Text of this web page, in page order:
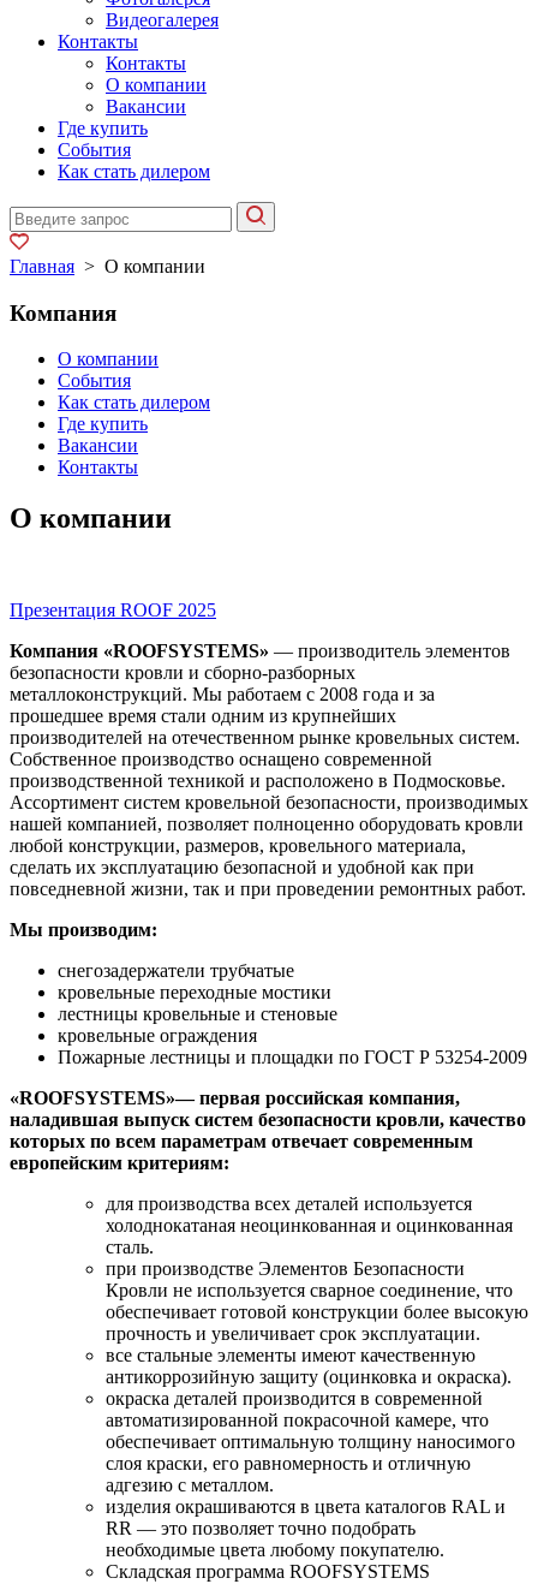
Видеогалерея
Контакты
Контакты
О компании
Вакансии
Где купить
События
Как стать дилером
Главная > О компании
Компания
О компании
События
Как стать дилером
Где купить
Вакансии
Контакты
О компании
Презентация ROOF 2025
Компания «ROOFSYSTEMS» — производитель элементов
безопасности кровли и сборно-разборных
металлоконструкций. Мы работаем с 2008 года и за
прошедшее время стали одним из крупнейших
производителей на отечественном рынке кровельных систем.
Собственное производство оснащено современной
производственной техникой и расположено в Подмосковье.
Ассортимент систем кровельной безопасности, производимых
нашей компанией, позволяет полноценно оборудовать кровли
любой конструкции, размеров, кровельного материала,
сделать их эксплуатацию безопасной и удобной как при
повседневной жизни, так и при проведении ремонтных работ.
Мы производим:
снегозадержатели трубчатые
кровельные переходные мостики
лестницы кровельные и стеновые
кровельные ограждения
Пожарные лестницы и площадки по ГОСТ Р 53254-2009
«ROOFSYSTEMS»— первая российская компания,
наладившая выпуск систем безопасности кровли, качество
которых по всем параметрам отвечает современным
европейским критериям:
для производства всех деталей используется
холоднокатаная неоцинкованная и оцинкованная
сталь.
при производстве Элементов Безопасности
Кровли не используется сварное соединение, что
обеспечивает готовой конструкции более высокую
прочность и увеличивает срок эксплуатации.
все стальные элементы имеют качественную
антикоррозийную защиту (оцинковка и окраска).
окраска деталей производится в современной
автоматизированной покрасочной камере, что
обеспечивает оптимальную толщину наносимого
слоя краски, его равномерность и отличную
адгезию с металлом.
изделия окрашиваются в цвета каталогов RAL и
RR — это позволяет точно подобрать
необходимые цвета любому покупателю.
Складская программа ROOFSYSTEMS